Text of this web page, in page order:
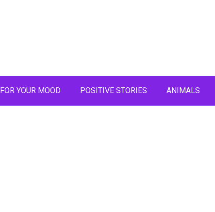
FOR YOUR MOOD POSITIVE STORIES ANIMALS